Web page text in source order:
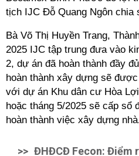
tịch IJC Đỗ Quang Ngôn chia
Bà Võ Thị Huyền Trang,
2025 IJC tập trung đưa vào
2, dự án đã hoàn thành đầy
hoàn thành xây dựng sẽ
với dự án Khu dân cư Hòa
hoặc tháng 5/2025 sẽ cấp sổ
hoàn thành việc xây dựng
>> ĐHĐCĐ Fecon: Điểm